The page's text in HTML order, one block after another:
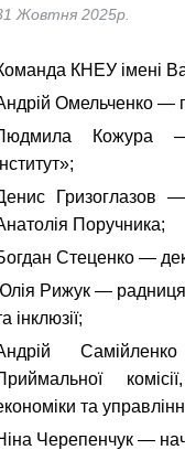
Жовтня 2025р.
КНЕУ імені
Омельченко —
Кожура
Гризоглазов —
Поручника;
Стеценко —
Рижук — радниця
інклюзії;
та
Черепенчук —